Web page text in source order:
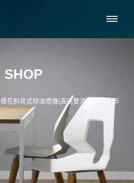
SHOP
櫻花斜背式除油煙機(高速雙渦輪) R3261S